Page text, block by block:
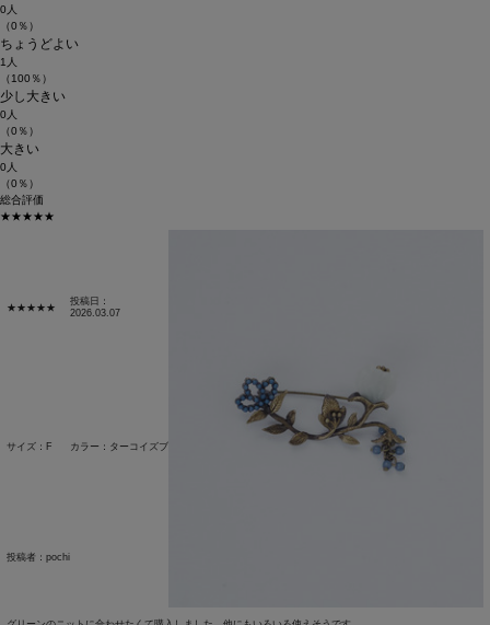
0人
（0％）
ちょうどよい
1人
（100％）
少し大きい
0人
（0％）
大きい
0人
（0％）
総合評価
★★★★★
★★★★★
投稿日：
2026.03.07
サイズ：F カラー：ターコイズブルー
投稿者：pochi